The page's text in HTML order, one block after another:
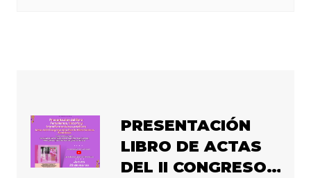
PRESENTACIÓN
LIBRO DE ACTAS
DEL II CONGRESO